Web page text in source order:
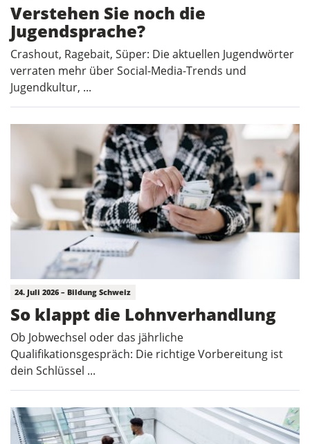
Verstehen Sie noch die
Jugendsprache?
Crashout, Ragebait, Süper: Die aktuellen Jugendwörter
verraten mehr über Social-Media-Trends und
Jugendkultur, ...
24. Juli 2026 – Bildung Schweiz
So klappt die Lohnverhandlung
Ob Jobwechsel oder das jährliche
Qualifikationsgespräch: Die richtige Vorbereitung ist
dein Schlüssel ...